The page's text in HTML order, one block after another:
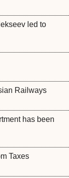
led to
Railways
has been
Taxes